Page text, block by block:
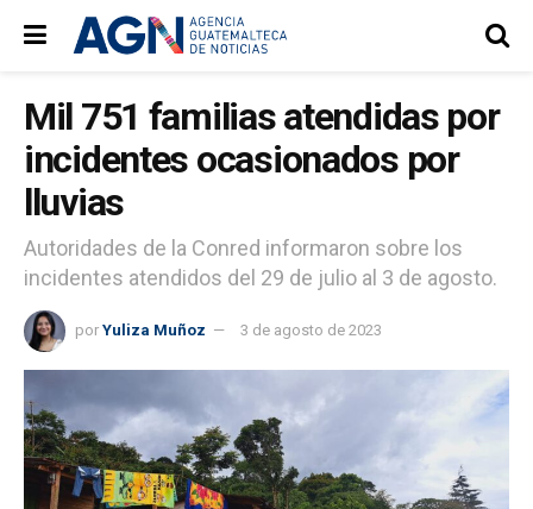
Mil 751 familias atendidas por
incidentes ocasionados por
lluvias
Autoridades de la Conred informaron sobre los
incidentes atendidos del 29 de julio al 3 de agosto.
por Yuliza Muñoz 3 de agosto de 2023